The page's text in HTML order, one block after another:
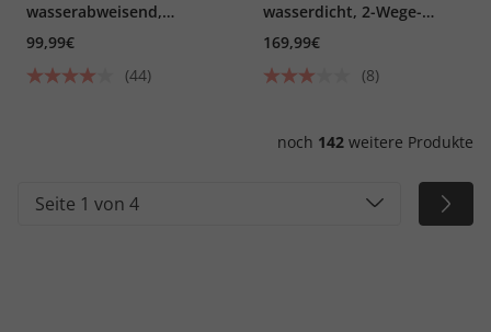
wasserabweisend,
Stehkragen
99,99€
(44)
wasserdicht, 2-Wege-
Zipper
169,99€
(8)
noch 142 weitere Produkte
Seite 1 von 4